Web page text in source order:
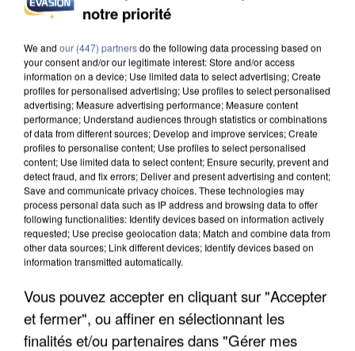
APRÈS TOUTES CES CANICULES, LES REFUGES
DE FAUNE SAUVAGE SONT...
notre priorité
We and our (447) partnersdo the following data processing based on
your consent and/or our legitimate interest: Store and/or access
information on a device; Use limited data to select advertising; Create
profiles for personalised advertising; Use profiles to select personalised
advertising; Measure advertising performance; Measure content
performance; Understand audiences through statistics or combinations
of data from different sources; Develop and improve services; Create
profiles to personalise content; Use profiles to select personalised
content; Use limited data to select content; Ensure security, prevent and
detect fraud, and fix errors; Deliver and present advertising and content;
Save and communicate privacy choices. These technologies may
process personal data such as IP address and browsing data to offer
following functionalities: Identify devices based on information actively
requested; Use precise geolocation data; Match and combine data from
other data sources; Link different devices; Identify devices based on
information transmitted automatically.
Vous pouvez accepter en cliquant sur "Accepter
et fermer", ou affiner en sélectionnant les
finalités et/ou partenaires dans "Gérer mes